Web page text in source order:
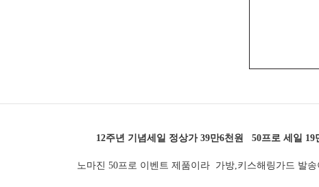
12주년 기념세일 정상가 39만6천원 50프로 세일 19
노마진 50프로 이벤트 제품이라 가방,키스해링가드 발